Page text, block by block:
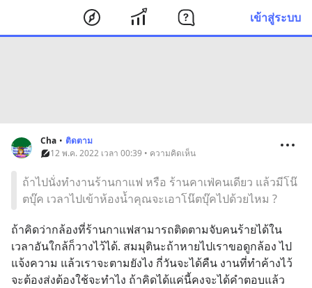
เข้าสู่ระบบ
Cha • ติดตาม
12 พ.ค. 2022 เวลา 00:39 • ความคิดเห็น
ถ้าไปนั่งทำงานร้านกาแฟ หรือ ร้านคาเฟ่คนเดียว แล้วมีโน๊
ตบุ๊ค เวลาไปเข้าห้องน้ำคุณจะเอาโน๊ตบุ๊คไปด้วยไหม ?
ถ้าคิดว่ากล้องที่ร้านกาแฟสามารถติดตามจับคนร้ายได้ใน
เวลาอันใกล้ก็วางไว้ได้. สมมุตินะถ้าหายไปเราขอดูกล้อง ไป
แจ้งความ แล้วเราจะตามยังไง กี่วันจะได้คืน งานที่ทำค้างไว้
จะต้องส่งต้องใช้จะทำไง ถ้าคิดได้แค่นี้คงจะได้คำตอบแล้ว